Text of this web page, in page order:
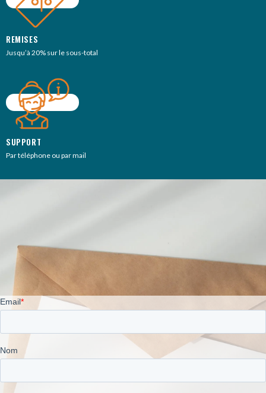
REMISES
Jusqu’à 20% sur le sous-total
SUPPORT
Par téléphone ou par mail